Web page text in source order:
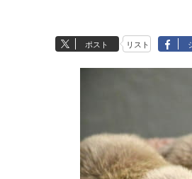
ポスト リスト